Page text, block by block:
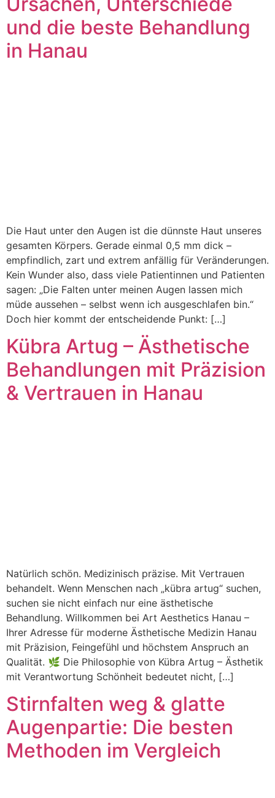
und die beste Behandlung
in Hanau
Die Haut unter den Augen ist die dünnste Haut unseres
gesamten Körpers. Gerade einmal 0,5 mm dick –
empfindlich, zart und extrem anfällig für Veränderungen.
Kein Wunder also, dass viele Patientinnen und Patienten
sagen: „Die Falten unter meinen Augen lassen mich
müde aussehen – selbst wenn ich ausgeschlafen bin.“
Doch hier kommt der entscheidende Punkt: […]
Kübra Artug – Ästhetische
Behandlungen mit Präzision
& Vertrauen in Hanau
Natürlich schön. Medizinisch präzise. Mit Vertrauen
behandelt. Wenn Menschen nach „kübra artug“ suchen,
suchen sie nicht einfach nur eine ästhetische
Behandlung. Willkommen bei Art Aesthetics Hanau –
Ihrer Adresse für moderne Ästhetische Medizin Hanau
mit Präzision, Feingefühl und höchstem Anspruch an
Qualität. 🌿 Die Philosophie von Kübra Artug – Ästhetik
mit Verantwortung Schönheit bedeutet nicht, […]
Stirnfalten weg & glatte
Augenpartie: Die besten
Methoden im Vergleich